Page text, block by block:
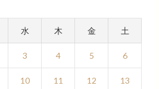
水 木 金 土
3 4 5 6
10 11 12 13